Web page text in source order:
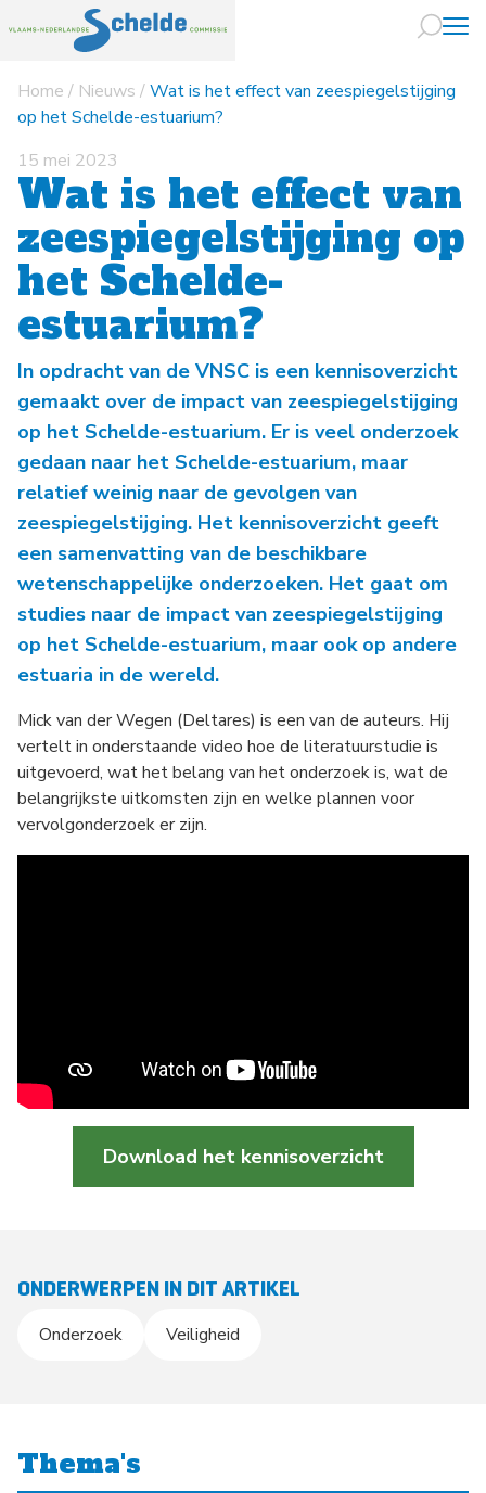
Naar
Home / Nieuws /Wat is het effect van zeespiegelstijging
op het Schelde-estuarium?
15 mei 2023
Wat is het effect van
zeespiegelstijging op
het Schelde-
estuarium?
In opdracht van de VNSC is een kennisoverzicht
gemaakt over de impact van zeespiegelstijging
op het Schelde-estuarium. Er is veel onderzoek
gedaan naar het Schelde-estuarium, maar
relatief weinig naar de gevolgen van
zeespiegelstijging. Het kennisoverzicht geeft
een samenvatting van de beschikbare
wetenschappelijke onderzoeken. Het gaat om
studies naar de impact van zeespiegelstijging
op het Schelde-estuarium, maar ook op andere
estuaria in de wereld.
Mick van der Wegen (Deltares) is een van de auteurs. Hij
vertelt in onderstaande video hoe de literatuurstudie is
uitgevoerd, wat het belang van het onderzoek is, wat de
belangrijkste uitkomsten zijn en welke plannen voor
vervolgonderzoek er zijn.
Download het kennisoverzicht
ONDERWERPEN IN DIT ARTIKEL
Onderzoek Veiligheid
Thema's